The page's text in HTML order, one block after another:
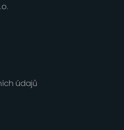
údajů